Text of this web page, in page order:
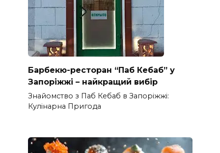
Барбекю-ресторан “Паб Кебаб” у
Запоріжжі – найкращий вибір
Знайомство з Паб Кебаб в Запоріжжі:
Кулінарна Пригода